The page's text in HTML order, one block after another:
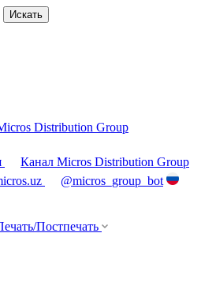
Искать
Distribution Group
Канал Micros Distribution Group
@micros_group_bot
Постпечать